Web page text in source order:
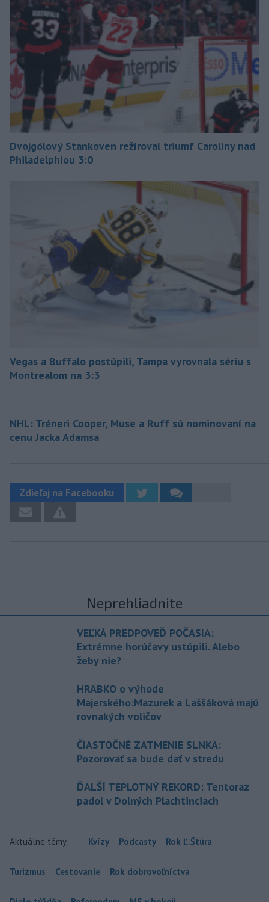
Dvojgólový Stankoven režíroval triumf Caroliny nad
Philadelphiou 3:0
Vegas a Buffalo postúpili, Tampa vyrovnala sériu s
Montrealom na 3:3
NHL: Tréneri Cooper, Muse a Ruff sú nominovaní na
cenu Jacka Adamsa
Zdieľaj na Facebooku
Neprehliadnite
VEĽKÁ PREDPOVEĎ POČASIA:
Extrémne horúčavy ustúpili. Alebo
žeby nie?
HRABKO o výhode
Majerského:Mazurek a Laššáková majú
rovnakých voličov
ČIASTOČNÉ ZATMENIE SLNKA:
Pozorovať sa bude dať v stredu
ĎALŠÍ TEPLOTNÝ REKORD: Tentoraz
padol v Dolných Plachtinciach
Aktuálne témy: Kvízy Podcasty Rok Ľ.Štúra
Turizmus Cestovanie Rok dobrovoľníctva